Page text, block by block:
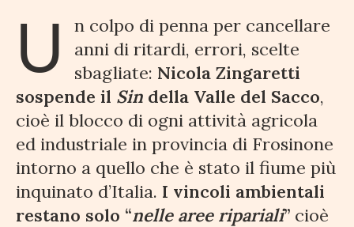
U
n colpo di penna per cancellare
anni di ritardi, errori, scelte
sbagliate: Nicola Zingaretti
sospende il Sin della Valle del Sacco,
cioè il blocco di ogni attività agricola
ed industriale in provincia di Frosinone
intorno a quello che è stato il fiume più
inquinato d’Italia. I vincoli ambientali
restano solo “nelle aree ripariali” cioè